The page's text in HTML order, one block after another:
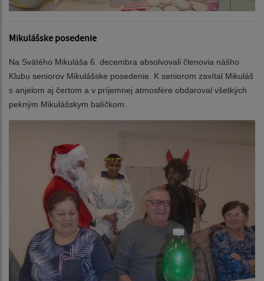
Mikulášske posedenie
Na Svätého Mikuláša 6. decembra absolvovali členovia nášho
Klubu seniorov Mikulášske posedenie. K seniorom zavítal Mikuláš
s anjelom aj čertom a v príjemnej atmosfére obdaroval všetkých
pekným Mikulášskym balíčkom.